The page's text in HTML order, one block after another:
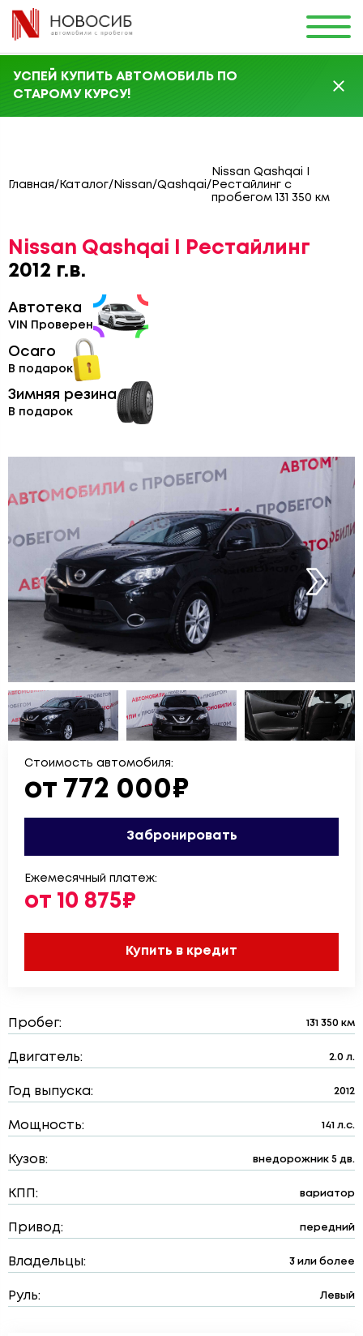
УСПЕЙ КУПИТЬ АВТОМОБИЛЬ ПО
СТАРОМУ КУРСУ!
Главная/ Каталог/ Nissan/Qashqai/
Nissan Qashqai I
Рестайлинг с
пробегом 131 350 км
Nissan Qashqai I Рестайлинг
2012 г.в.
Автотека
VIN Проверен
Осаго
В подарок
Зимняя резина
В подарок
Стоимость автомобиля:
от 772 000₽
Забронировать
Ежемесячный платеж:
от 10 875₽
Купить в кредит
Пробег: 131 350 км
Двигатель: 2.0 л.
Год выпуска: 2012
Мощность: 141 л.с.
Кузов: внедорожник 5 дв.
КПП: вариатор
Привод: передний
Владельцы: 3 или более
Руль: Левый